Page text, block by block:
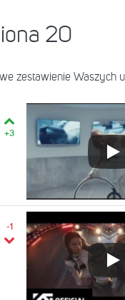
20
zestawienie Waszych
+3
-1